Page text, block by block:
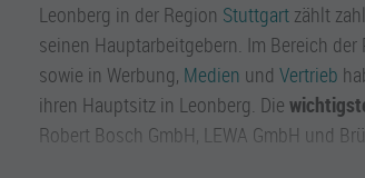
Leonberg in der Region Stuttgart zählt
seinen Hauptarbeitgebern. Im Bereich
sowie in Werbung, Medien undVertrieb
ihren Hauptsitz in Leonberg. Die
Robert Bosch GmbH, LEWA GmbH und